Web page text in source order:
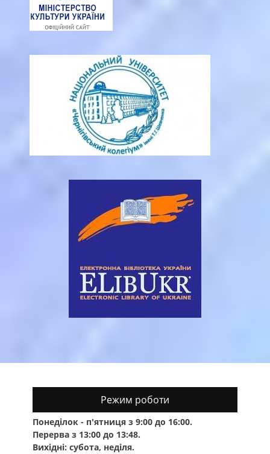
Режим роботи
Понеділок - п'ятниця з 9:00 до 16:00.
Перерва з 13:00 до 13:48.
Вихідні: субота, неділя.